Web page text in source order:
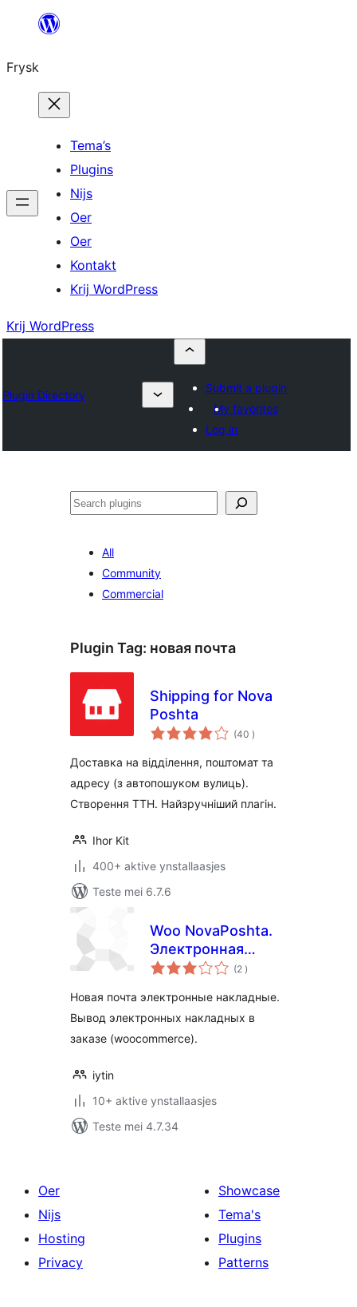
Fierder
ynhâld
Frysk
Tema’s
Plugins
Nijs
Oer
Oer
Kontakt
Krij WordPress
Krij WordPress
Plugin Directory
Submit a plugin
My favorites
Log in
Sykje
All
Community
Commercial
Plugin Tag: новая почта
Shipping for Nova
Poshta
(40 totale
wurdearrings
)
Доставка на відділення, поштомат та
адресу (з автопошуком вулиць).
Створення ТТН. Найзручніший плагін.
Ihor Kit
400+ aktive ynstallaasjes
Teste mei 6.7.6
Woo NovaPoshta.
Электронная
накладная
(2 totale
wurdearrings
)
Новая почта электронные накладные.
Вывод электронных накладных в
заказе (woocommerce).
iytin
10+ aktive ynstallaasjes
Teste mei 4.7.34
Oer
Nijs
Hosting
Privacy
Showcase
Tema's
Plugins
Patterns